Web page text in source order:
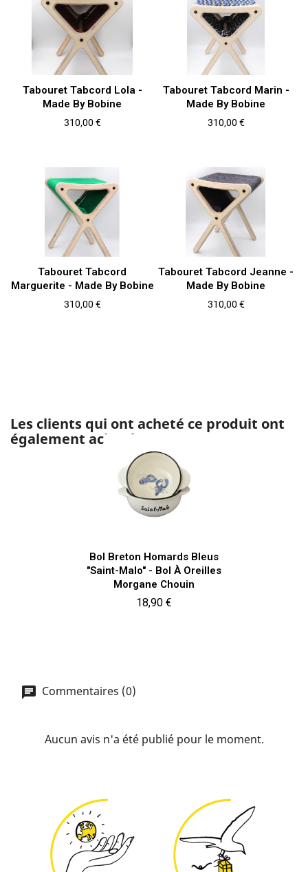
Tabouret Tabcord Lola -
Made By Bobine
Prix
310,00 €
Tabouret Tabcord Marin -
Made By Bobine
Prix
310,00 €
Tabouret Tabcord
Marguerite - Made By Bobine
Prix
310,00 €
Tabouret Tabcord Jeanne -
Made By Bobine
Prix
310,00 €
Les clients qui ont acheté ce produit ont
également acheté :
Bol Breton Homards Bleus
"Saint-Malo" - Bol À Oreilles
Morgane Chouin
Prix
18,90 €
Commentaires (0)
Aucun avis n'a été publié pour le moment.